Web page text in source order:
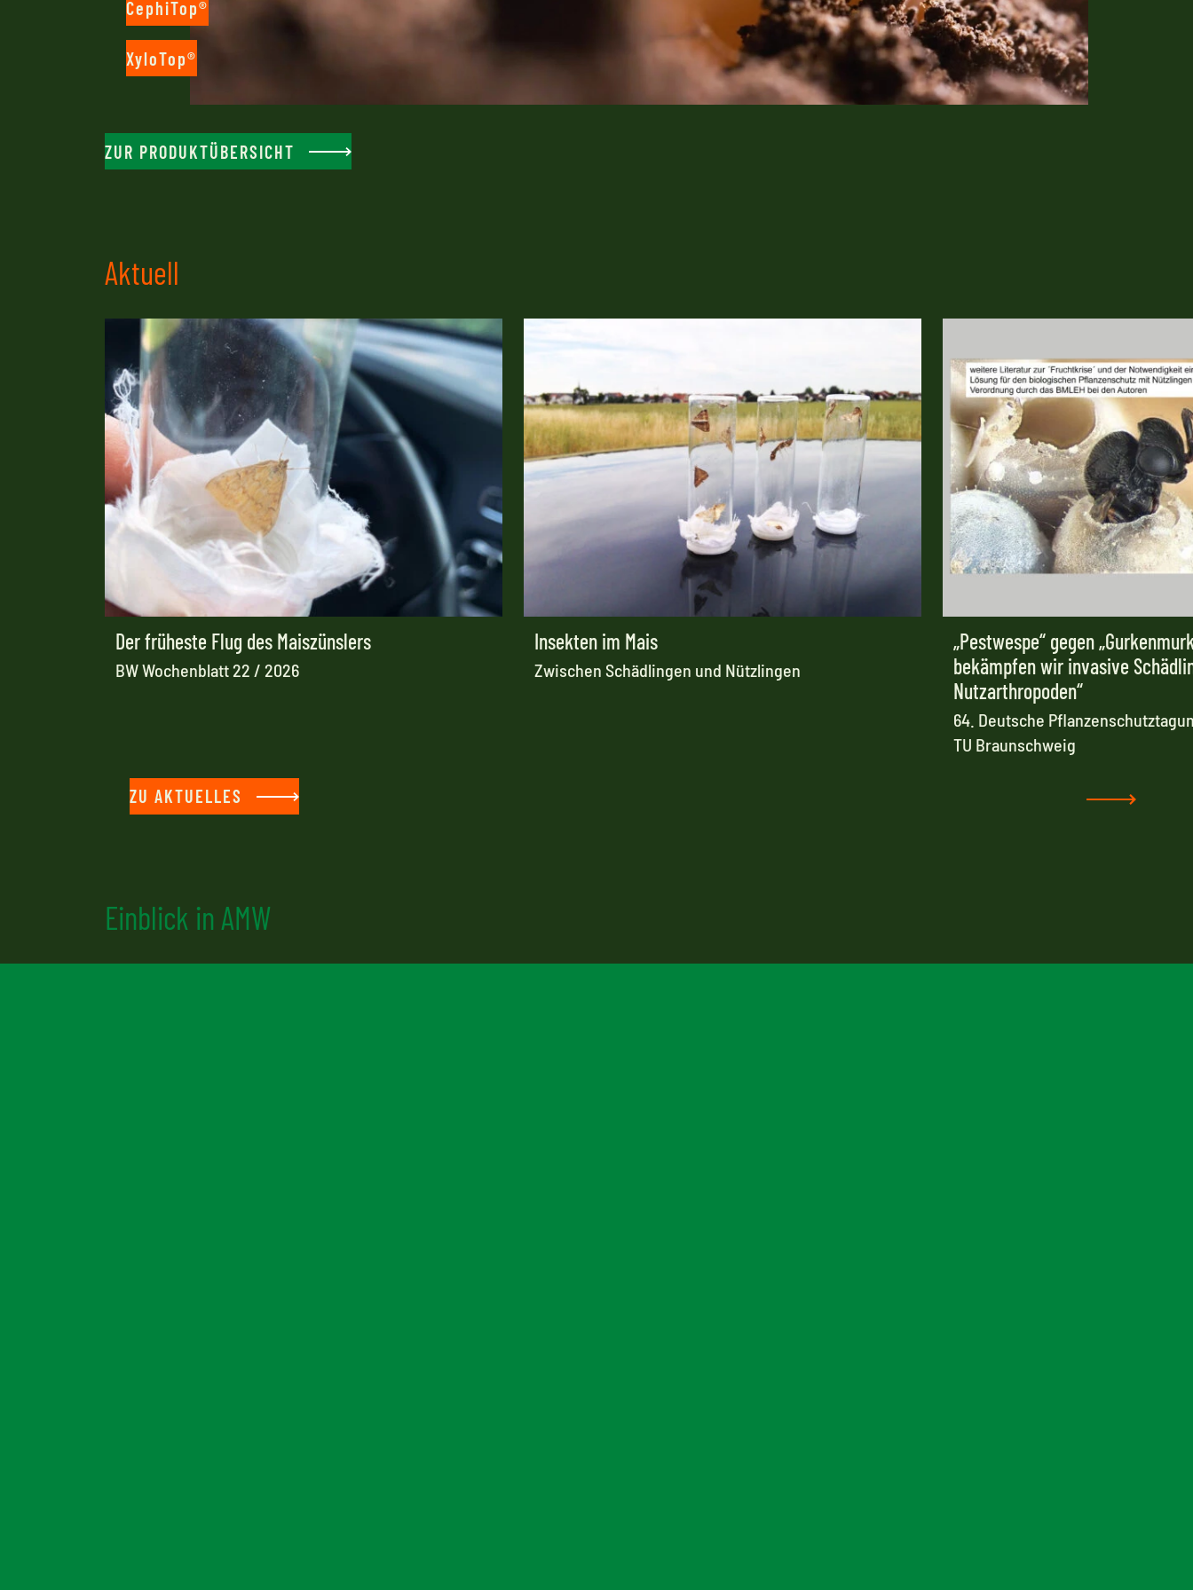
CephiTop®
XyloTop®
ZUR PRODUKTÜBERSICHT
Aktuell
Der früheste Flug des Maiszünslers
BW Wochenblatt 22 / 2026
Insekten im Mais
Zwischen Schädlingen und Nützlingen
„Pestwespe“ gegen
bekämpfen wir invasive
Nutzarthropoden“
64. Deutsche
TU Braunschweig
ZU AKTUELLES
Einblick in AMW